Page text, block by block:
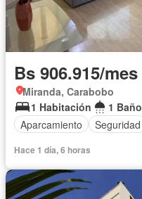
Bs 906.915/mes
Miranda, Carabobo
1 Habitación
1 Baño
Aparcamiento
Seguridad
Hace 1 día, 6 horas